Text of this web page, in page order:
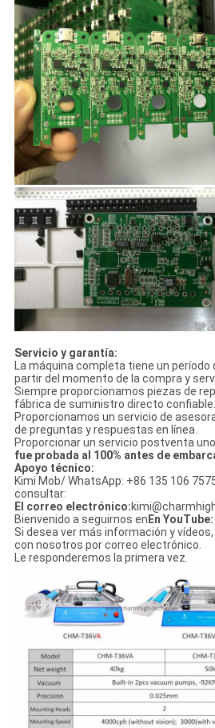
Servicio y garantía:
La máquina completa tiene un período
partir del momento de la compra y
Siempre proporcionamos piezas de
fábrica de suministro directo confiable.
Proporcionamos un servicio de
de preguntas y respuestas en línea.
Proporcionar un servicio postventa uno
fue probada al 100% antes de
Apoyo técnico:
Kimi Mob/ WhatsApp: +86 135 106
consultar:
El correo electrónico:
Bienvenido a seguirnos en En YouTube:
Si desea ver más información y
con nosotros por correo electrónico.
Le responderemos la primera vez.